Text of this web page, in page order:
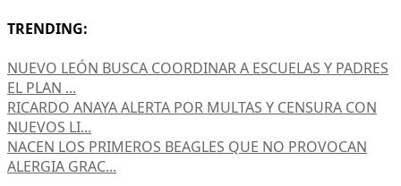
TRENDING:
NUEVO LEÓN BUSCA COORDINAR A ESCUELAS Y PADRES
EL PLAN ...
RICARDO ANAYA ALERTA POR MULTAS Y CENSURA CON
NUEVOS LI...
NACEN LOS PRIMEROS BEAGLES QUE NO PROVOCAN
ALERGIA GRAC...